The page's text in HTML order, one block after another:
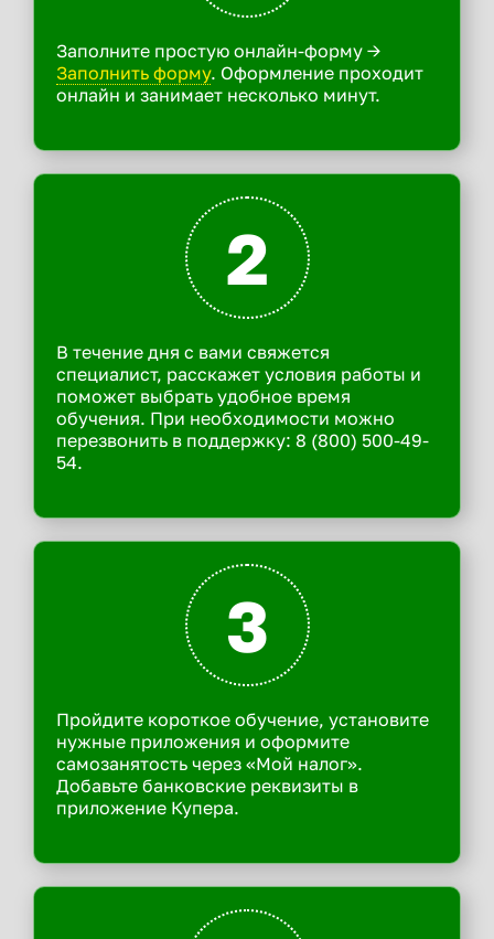
Заполните простую онлайн-форму ->
Заполнить форму. Оформление проходит
онлайн и занимает несколько минут.
2
В течение дня с вами свяжется
специалист, расскажет условия работы и
поможет выбрать удобное время
обучения. При необходимости можно
перезвонить в поддержку: 8 (800) 500-49-
54.
3
Пройдите короткое обучение, установите
нужные приложения и оформите
самозанятость через «Мой налог».
Добавьте банковские реквизиты в
приложение Купера.